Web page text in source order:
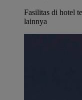
Fasilitas di hotel
lainnya